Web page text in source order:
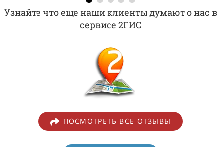
Узнайте что еще наши клиенты думают о нас в
сервисе 2ГИС
ПОСМОТРЕТЬ ВСЕ ОТЗЫВЫ